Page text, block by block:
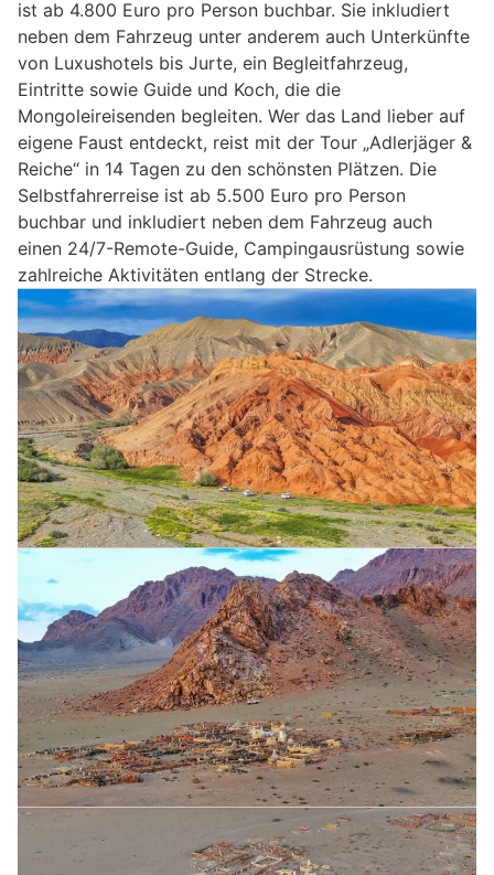
ist ab 4.800 Euro pro Person buchbar. Sie inkludiert
neben dem Fahrzeug unter anderem auch Unterkünfte
von Luxushotels bis Jurte, ein Begleitfahrzeug,
Eintritte sowie Guide und Koch, die die
Mongoleireisenden begleiten. Wer das Land lieber auf
eigene Faust entdeckt, reist mit der Tour „Adlerjäger &
Reiche“ in 14 Tagen zu den schönsten Plätzen. Die
Selbstfahrerreise ist ab 5.500 Euro pro Person
buchbar und inkludiert neben dem Fahrzeug auch
einen 24/7-Remote-Guide, Campingausrüstung sowie
zahlreiche Aktivitäten entlang der Strecke.